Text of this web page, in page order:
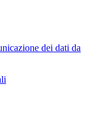
dei dati da